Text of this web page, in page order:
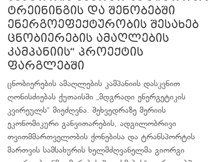
ტრეინინგის და შენობებში
ენერგოეფექტურობის შესახებ
ცნობიერების ამაღლების
კამპანიის“ პროექტის
ფარგლებში
ცნობიერების ამაღლების კამპანიის დასკვნით
ღონისძიებას ქუთაისში „მდგრადი ენერგეტიკის
კვირეულს“ მიეძღვნა. შეხვედრაზე მერიის
ეკონომიკური განვითარების, ადგილობრივი
თვითმმართველობის ქონებისა და ტრანსპორტის
მართვის სამსახურის ხელმძღვანელმა გიორგი